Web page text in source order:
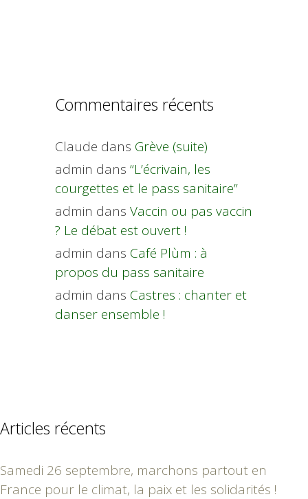
Commentaires récents
Claude dans Grève (suite)
admin dans “L’écrivain, les
courgettes et le pass sanitaire”
admin dans Vaccin ou pas vaccin
? Le débat est ouvert !
admin dans Café Plùm : à
propos du pass sanitaire
admin dans Castres : chanter et
danser ensemble !
Articles récents
Samedi 26 septembre, marchons partout en
France pour le climat, la paix et les solidarités !